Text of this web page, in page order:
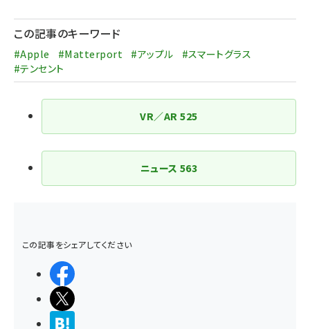
この記事のキーワード
#Apple #Matterport #アップル
#スマートグラス
#テンセント
VR／AR525
ニュース 563
この記事をシェアしてください